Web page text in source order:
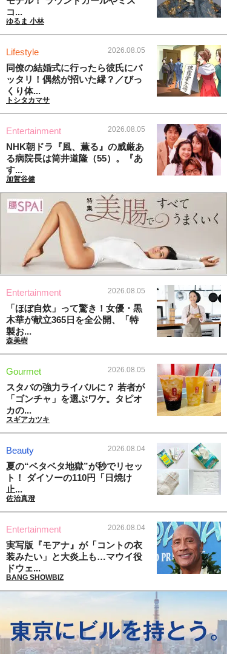
コ...
ゆるま 小林
Lifestyle 2026.08.05
同僚の結婚式に行ったら彼氏にバ
ッタリ！偶然が招いた縁？／びっ
くり体...
トシタカマサ
Entertainment 2026.08.05
NHK朝ドラ『風、薫る』の威厳あ
る病院長は筒井道隆（55）。『あ
す...
加賀谷健
Entertainment 2026.08.05
「ほぼ自炊」って驚き！女優・黒
木華が献立365日を全公開、「特
製お...
森美樹
Gourmet 2026.08.05
スタバの強力ライバルに？ 若者が
「ゴンチャ」を選ぶワケ。タピオ
カの...
スギアカツキ
Beauty 2026.08.04
夏の“ベタベタ地獄”が秒でリセッ
ト！ ダイソーの110円「日焼け
止...
佐治真澄
Entertainment 2026.08.04
実写版『モアナ』が「コントの衣
装みたい」と大炎上も…マウイ役
ドウェ...
BANG SHOWBIZ